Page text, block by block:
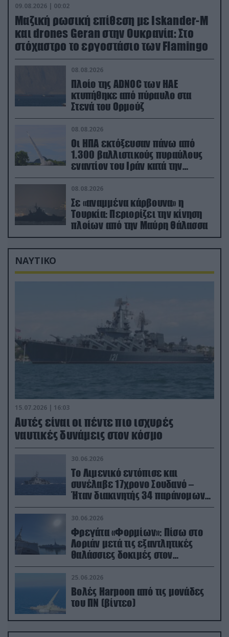
09.08.2026 | 00:02
Μαζική ρωσική επίθεση με Iskander-M
και drones Geran στην Ουκρανία: Στο
στόχαστρο το εργοστάσιο των Flamingo
08.08.2026
Πλοίο της ADNOC των ΗΑΕ
κτυπήθηκε από πύραυλο στα
Στενά του Ορμούζ
08.08.2026
Οι ΗΠΑ εκτόξευσαν πάνω από
1.300 βαλλιστικούς πυραύλους
εναντίον του Ιράν κατά την
διάρκεια του πολέμου
08.08.2026
Σε «αναμμένα κάρβουνα» η
Τουρκία: Περιορίζει την κίνηση
πλοίων από την Μαύρη Θάλασσα
ΝΑΥΤΙΚΟ
15.07.2026 | 16:03
Aυτές είναι οι πέντε πιο ισχυρές
ναυτικές δυνάμεις στον κόσμο
30.06.2026
Το Λιμενικό εντόπισε και
συνέλαβε 17χρονο Σουδανό –
Ήταν διακινητής 34 παράνομων
μεταναστών
30.06.2026
Φρεγάτα «Φορμίων»: Πίσω στο
Λοριάν μετά τις εξαντλητικές
θαλάσσιες δοκιμές στον
απαιτητικό Βισκαϊκό
25.06.2026
Βολές Harpoon από τις μονάδες
του ΠΝ (βίντεο)